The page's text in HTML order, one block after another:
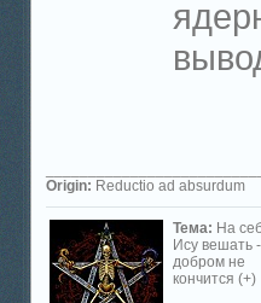
Origin: Reductio ad absurdum
Тема: На
Ису вешать
добром не
кончится (+)